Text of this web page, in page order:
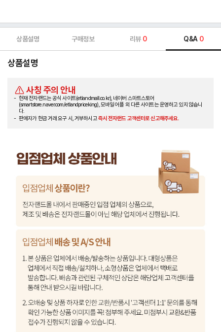
상품설명 구매정보 리뷰 0 Q&A 0
상품설명
사칭 주의 안내
현재 전자랜드는 공식 사이트(etlandmall.co.kr), 네이버 스마트스토어
(smartstore.naver.com/etlandpriceking), 모바일 어플 외 다른 사이트는 운영하고 있지 않습니
다.
판매자가 현금 거래 요구 시, 거부하시고즉시 전자랜드 고객센터로 신고해주세요.